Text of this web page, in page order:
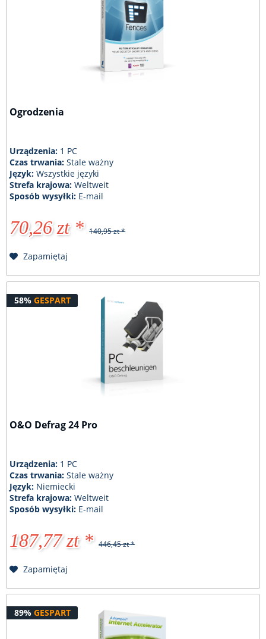
Ogrodzenia
Urządzenia: 1 PC
Czas trwania:Stale ważny
Język:Wszystkie języki
Strefa krajowa:Weltweit
Sposób wysyłki: E-mail
70,26 zt * 140,95 zt *
Zapamiętaj
58% GESPART
O&O Defrag 24 Pro
Urządzenia: 1 PC
Czas trwania:Stale ważny
Język: Niemiecki
Strefa krajowa:Weltweit
Sposób wysyłki: E-mail
187,77 zt * 446,45 zt *
Zapamiętaj
89% GESPART